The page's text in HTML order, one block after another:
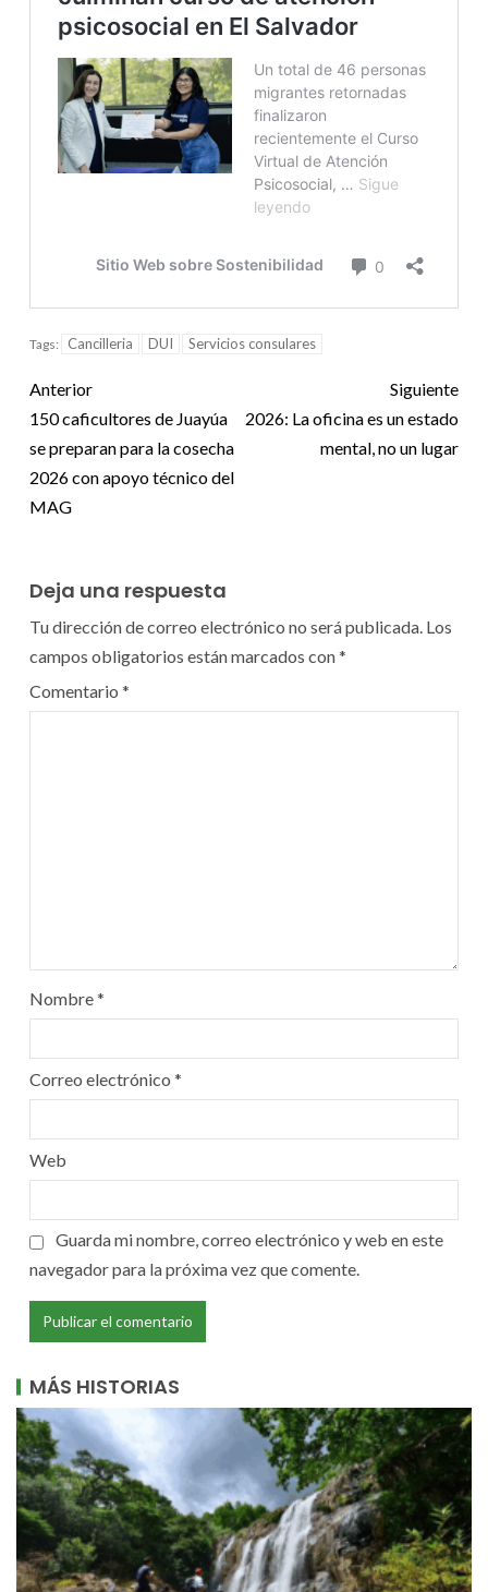
Tags: Cancilleria DUI Servicios consulares
Anterior
150 caficultores de Juayúa
se preparan para la cosecha
2026 con apoyo técnico del
MAG
Siguiente
2026: La oficina es un estado
mental, no un lugar
Deja una respuesta
Tu dirección de correo electrónico no será publicada. Los
campos obligatorios están marcados con*
Comentario *
Nombre*
Correo electrónico *
Web
Guarda mi nombre, correo electrónico y web en este
navegador para la próxima vez que comente.
MÁS HISTORIAS